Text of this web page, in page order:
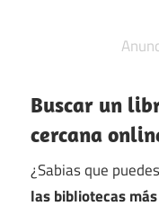
Buscar un
cercana
¿Sabias que puedes
las bibliotecas